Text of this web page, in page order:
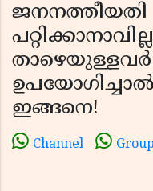
ജനനത്തീയതി
ഇങ്ങനെ!
Channel Group